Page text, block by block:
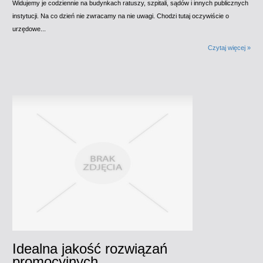
Widujemy je codziennie na budynkach ratuszy, szpitali, sądów i innych publicznych
instytucji. Na co dzień nie zwracamy na nie uwagi. Chodzi tutaj oczywiście o
urzędowe...
Czytaj więcej »
Idealna jakość rozwiązań